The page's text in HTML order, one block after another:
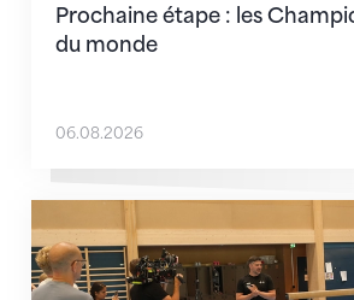
Prochaine étape : les
du monde
06.08.2026
En route pour Zagreb avec des